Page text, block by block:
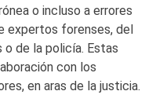
o incluso a errores
expertos forenses, del
de la policía. Estas
con los
en aras de la justicia.